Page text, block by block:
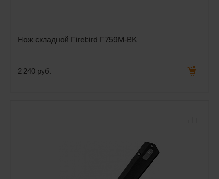
Нож складной Firebird F759M-BK
2 240 руб.